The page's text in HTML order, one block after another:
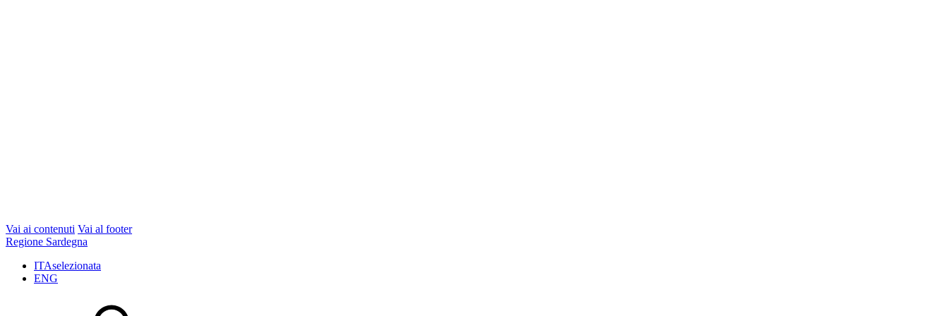
Vai ai contenuti Vai al footer
Regione Sardegna
ITAselezionata
ENG